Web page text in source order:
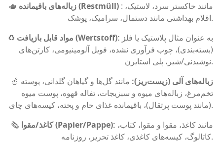
🫖
زباله‌های باقیمانده (Restmüll) : مانند خاکستر سرد، لاستیک،
اقلام بهداشتی مانند دستمال، سرامیک، پوشک.
♻
مواد قابل بازیافت (Wertstoff):
(بسته‌بندی)، چوب فرآوری نشده، فویل آلومینیومی، کارتن‌های
نوشیدنی/شیر، پلی استایرن.
🍎
زباله‌های آلی (زیست‌ریز): مانند گل‌ها و گیاهان گلدانی، پوسته
تخم‌مرغ، زباله‌های میوه و سبزیجات، تفاله قهوه، پوست میوه
(مانند پوست پرتقال)، باقیمانده غذای خام و پخته، کیسه‌های چای.
🗞
کاغذ/مقوا (Papier/Pappe):
کاتالوگ، کیسه‌های کاغذی، کاغذ تحریر، روزنامه.